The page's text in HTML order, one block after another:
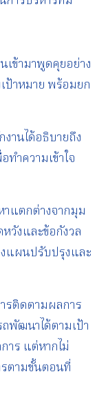
เข้ามาพูดคุยอย่าง
ป้าหมาย พร้อมยก
งานได้อธิบายถึง
ำความเข้าใจ
าแตกต่างจากมุม
วังและข้อกังวล
แผนปรับปรุงและ
รติดตามผลการ
พัฒนาได้ตามเป้า
าร แต่หากไม่
ตามขั้นตอนที่